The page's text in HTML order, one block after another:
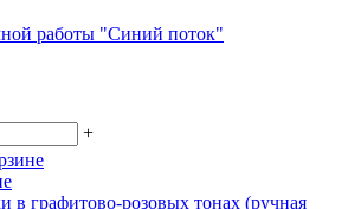
работы "Синий поток"
+